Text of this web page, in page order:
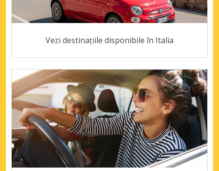
Vezi destinațiile disponibile în Italia